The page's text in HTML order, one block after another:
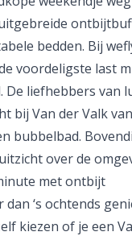
bedden. Bij
voordeligste last
De liefhebbers van
bij Van der Valk
bubbelbad.
over de
met ontbijt
‘s ochtends
kiezen of je een